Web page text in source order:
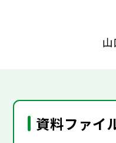
資料ファイ